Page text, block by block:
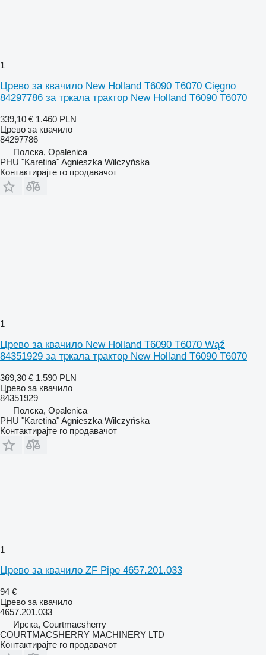
1
Црево за квачило New Holland T6090 T6070 Cięgno
84297786 за тркала трактор New Holland T6090 T6070
339,10 € 1.460 PLN
Црево за квачило
84297786
Полска, Opalenica
PHU "Karetina" Agnieszka Wilczyńska
Контактирајте го продавачот
1
Црево за квачило New Holland T6090 T6070 Wąź
84351929 за тркала трактор New Holland T6090 T6070
369,30 € 1.590 PLN
Црево за квачило
84351929
Полска, Opalenica
PHU "Karetina" Agnieszka Wilczyńska
Контактирајте го продавачот
1
Црево за квачило ZF Pipe 4657.201.033
94 €
Црево за квачило
4657.201.033
Ирска, Courtmacsherry
COURTMACSHERRY MACHINERY LTD
Контактирајте го продавачот